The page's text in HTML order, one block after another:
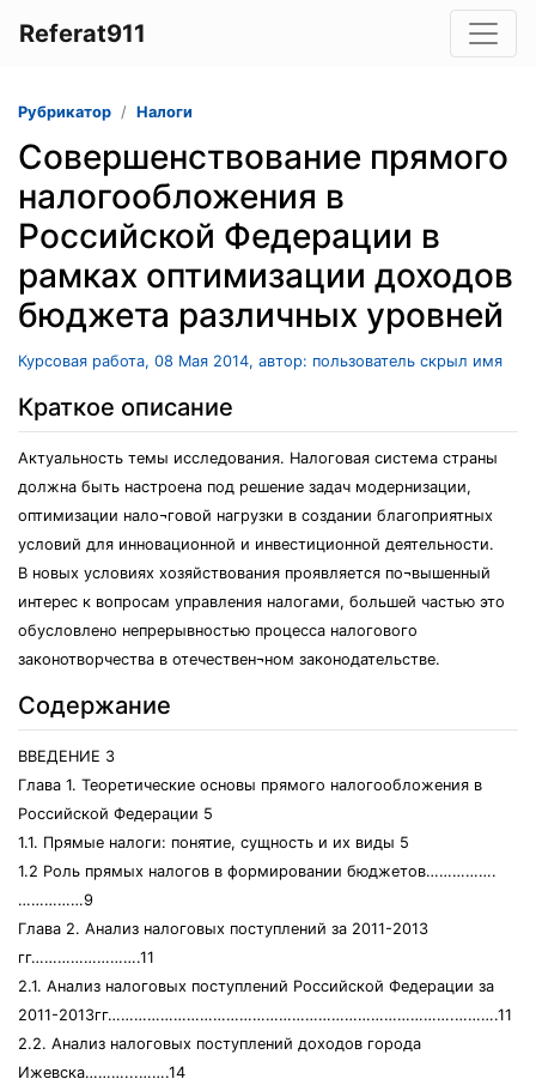
Referat911
Рубрикатор Налоги
Совершенствование прямого
налогообложения в
Российской Федерации в
рамках оптимизации доходов
бюджета различных уровней
Курсовая работа, 08 Мая 2014, автор: пользователь скрыл имя
Краткое описание
Актуальность темы исследования. Налоговая система страны
должна быть настроена под решение задач модернизации,
оптимизации нало¬говой нагрузки в создании благоприятных
условий для инновационной и инвестиционной деятельности.
В новых условиях хозяйствования проявляется по¬вышенный
интерес к вопросам управления налогами, большей частью это
обусловлено непрерывностью процесса налогового
законотворчества в отечествен¬ном законодательстве.
Содержание
ВВЕДЕНИЕ 3
Глава 1. Теоретические основы прямого налогообложения в
Российской Федерации 5
1.1. Прямые налоги: понятие, сущность и их виды 5
1.2 Роль прямых налогов в формировании бюджетов…………….
……………9
Глава 2. Анализ налоговых поступлений за 2011-2013
гг…………………….11
2.1. Анализ налоговых поступлений Российской Федерации за
2011-2013гг…………………………………………………………………….……….11
2.2. Анализ налоговых поступлений доходов города
Ижевска………...…….14